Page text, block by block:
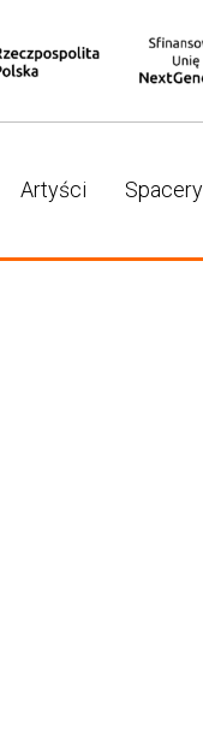
Artyści Spacery